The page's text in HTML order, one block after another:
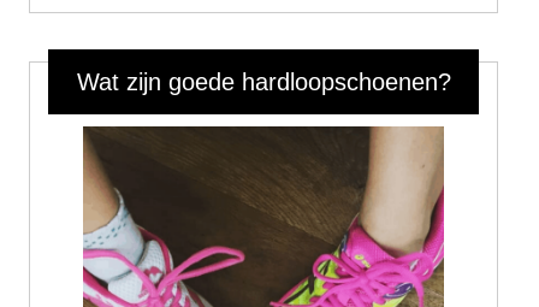
Wat zijn goede hardloopschoenen?